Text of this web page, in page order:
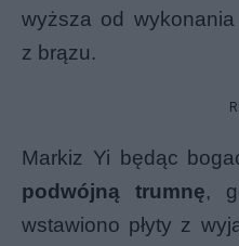
wyższa od
z brązu.
Markiz Yi będąc
podwójną trumnę,
wstawiono płyty z